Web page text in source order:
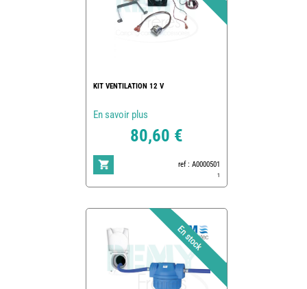
KIT VENTILATION 12 V
En savoir plus
80,60 €
ref : A0000501
1